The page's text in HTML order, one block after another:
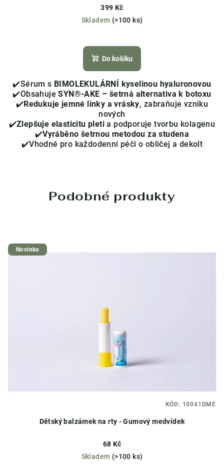
399 Kč
Skladem (>100 ks)
hodnocení
produktu
z
5
hvězdiček.
Do košíku
✔️Sérum s BIMOLEKULÁRNÍ kyselinou hyaluronovou
✔️ObsahujeSYN®-AKE – šetrná alternativa k botoxu
✔️ Redukuje jemné linky a vrásky, zabraňuje vzniku
nových
✔️Zlepšuje elasticitu pleti a podporuje tvorbu kolagenu
✔️Vyráběno šetrnou metodou za studena
✔️Vhodné pro každodenní péči o obličej a dekolt
Podobné produkty
Novinka
Dětský balzámek na rty - Gumový medvídek
68 Kč
Skladem (>100 ks)
KÓD: 10041DME